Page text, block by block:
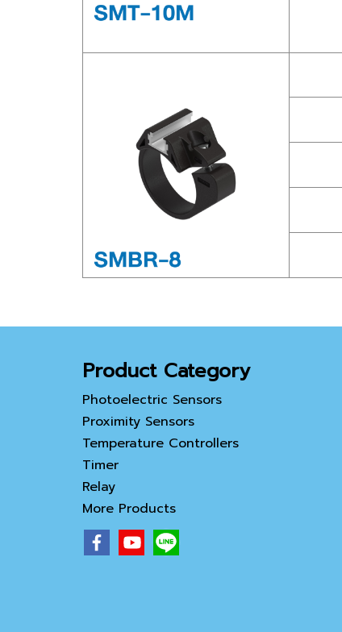
Product Category
Photoelectric Sensors
Proximity Sensors
Temperature Controllers
Timer
Relay
More Products